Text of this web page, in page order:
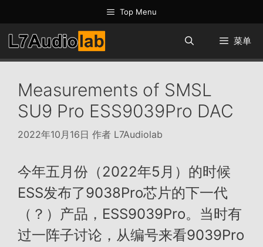
至
内
容
Top Menu
菜单
Measurements of SMSL
SU9 Pro ESS9039Pro DAC
2022年10月16日 作者 L7Audiolab
今年五月份（2022年5月）的时候
ESS发布了9038Pro芯片的下一代
（？）产品，ESS9039Pro。当时有
过一阵子讨论，从编号来看9039Pro